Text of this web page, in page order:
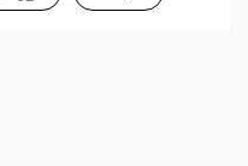
覚になりました。